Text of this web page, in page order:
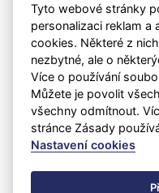
Hlavní tým Chomutova
nového ročníku 4. ligy o
klubovou oporu....
Těsná prohra v
Chomutovští fotbalisté v
ostrými zápasy nestačili
kterou v...
Tyto webové stránky
personalizaci reklam a
cookies. Některé z
nezbytné, ale o
Více o používání
Můžete je povolit
všechny odmítnout.
stránce Zásady
Nastavení cookies